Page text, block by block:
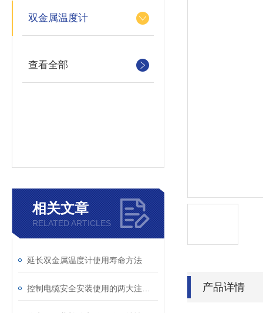
双金属温度计
查看全部
相关文章
RELATED ARTICLES
延长双金属温度计使用寿命方法
产品详情